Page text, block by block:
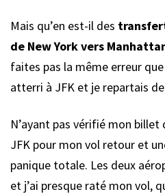
Mais qu’en est-il des
de New York vers
faites pas la même erreur que
atterri à JFK et je repartais
N’ayant pas vérifié mon billet
JFK pour mon vol retour et
panique totale. Les deux
et j’ai presque raté mon vol,